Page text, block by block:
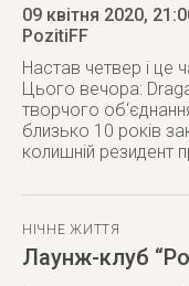
09 квітня 2020,
PozitiFF
Настав четвер і це
Цього вечора:
творчого
близько 10 років
колишній резидент
НІЧНЕ ЖИТТЯ
Лаунж-клуб